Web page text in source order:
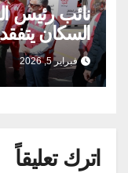
نائب رئيس
السكان
اللواء
فبراير 5, 2026
اترك تعليقاً